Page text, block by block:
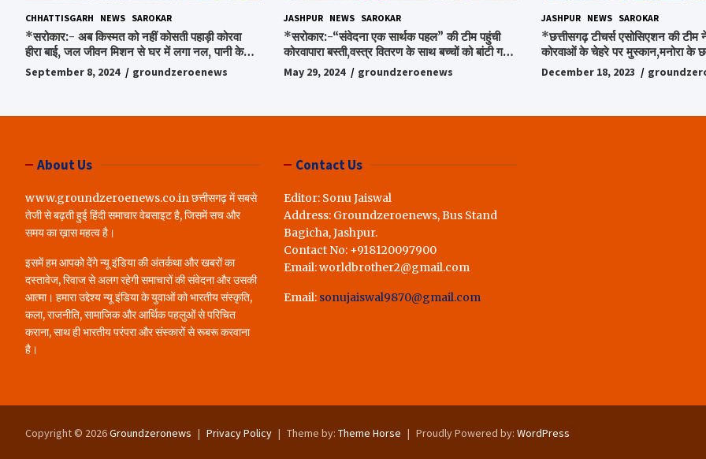
CHHATTISGARH NEWS SAROKAR
*सरोकार:- अब किस्मत को नहीं कोसती पहाड़ी कोरवा
हीरा बाई, जल जीवन मिशन से घर में लगा नल, पानी के
लिए रोज होने वाली टेंशन से मिली मुक्ति…*
September 8, 2024 groundzeroenews
JASHPUR NEWS SAROKAR
*सरोकार:-“संवेदना एक सार्थक पहल” की टीम पहुंची
कोरवापारा बस्ती,वस्त्र वितरण के साथ बच्चों को बांटी गई
चॉकलेट, स्टेशनरी और बिस्किट,अपनों के बीच अपनों को
पाकर भाव विभोर हुए लोग,संवेदना समूह के संस्थापक
May 29, 2024 groundzeroenews
JASHPUR NEWS SAROKAR
*छत्तीसगढ़ टीचर्स एसोसिएशन की टीम
कोरवाओं के चेहरे पर मुस्कान,मनोरा के
किया ये अभियान, पढ़िए पूरी ख़बर…*
December 18, 2023
About Us
www.groundzeroenews.co.in छत्तीसगढ़ में सबसे
तेजी से बढ़ती हुई हिंदी समाचार वेबसाइट है, जिसमें सच और
समय का ख़ास महत्व है।
इसमें हम आपको देंगे न्यू इंडिया की अंतर्कथा और खबरों का
दस्तावेज, रिवाज से अलग रहेगी समाचारों की संवेदना और उसकी
आत्मा। हमारा उद्देश्य न्यू इंडिया के युवाओं को भारतीय संस्कृति,
कला, राजनीति, सामाजिक और आर्थिक पहलुओं से परिचित
कराना, साथ ही भारतीय परंपरा और संस्कारों से रूबरू करवाना
है।
Contact Us
Editor: Sonu Jaiswal
Address: Groundzeroenews, Bus Stand
Bagicha, Jashpur.
Contact No: +918120097900
Email: worldbrother2@gmail.com
Email: sonujaiswal9870@gmail.com
Copyright © 2026Groundzeronews Privacy Policy Theme by: Theme Horse Proudly Powered by: WordPress